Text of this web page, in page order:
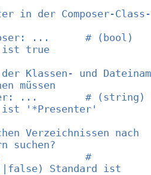
in der Composer-
...      # (bool)
ist true
Klassen- und
müssen
...        # (string)
ist '*Presenter'
Verzeichnissen nach
suchen?
#
Standard ist